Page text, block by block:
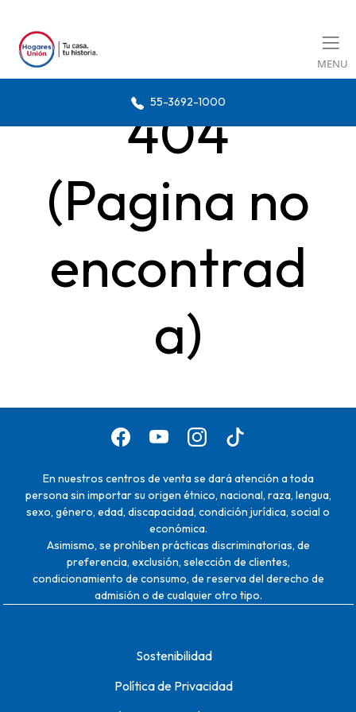
MENU
55-3692-1000
404
(Pagina no
encontrad
a)
En nuestros centros de venta se dará atención a toda
persona sin importar su origen étnico, nacional, raza, lengua,
sexo, género, edad, discapacidad, condición jurídica, social o
económica.
Asimismo, se prohíben prácticas discriminatorias, de
preferencia, exclusión, selección de clientes,
condicionamiento de consumo, de reserva del derecho de
admisión o de cualquier otro tipo.
Sostenibilidad
Política de Privacidad